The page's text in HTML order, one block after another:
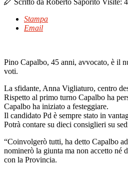
Scritto da Roberto Saporito Visite:
Stampa
Email
Pino Capalbo, 45 anni, avvocato, è il
voti.
La sfidante, Anna Vigliaturo, centro
Rispetto al primo turno Capalbo ha
Capalbo ha iniziato a festeggiare.
Il candidato Pd è sempre stato in
Potrà contare su dieci consiglieri su
“Coinvolgerò tutti, ha detto Capalbo
nominerò la giunta ma non accetto né
con la Provincia.